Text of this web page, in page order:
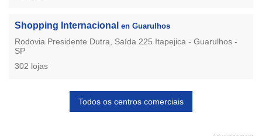
Shopping Internacional en Guarulhos
Rodovia Presidente Dutra, Saída 225 Itapejica - Guarulhos -
SP
302 lojas
Todos os centros comerciais